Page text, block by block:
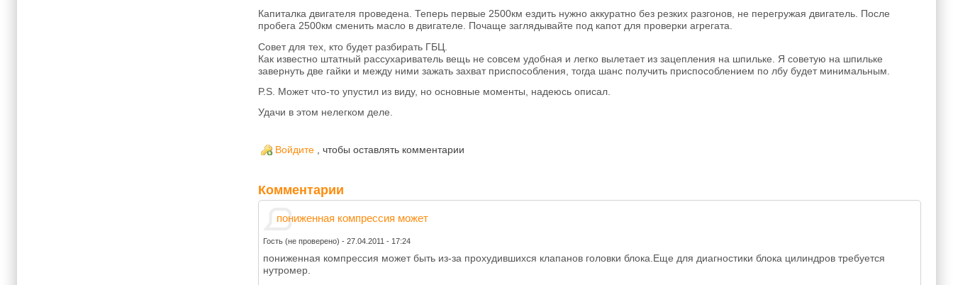
Капиталка двигателя проведена. Теперь первые 2500км ездить нужно аккуратно без резких разгонов, не перегружая двигатель. После
пробега 2500км сменить масло в двигателе. Почаще заглядывайте под капот для проверки агрегата.
Совет для тех, кто будет разбирать ГБЦ.
Как известно штатный рассухариватель вещь не совсем удобная и легко вылетает из зацепления на шпильке. Я советую на шпильке
завернуть две гайки и между ними зажать захват приспособления, тогда шанс получить приспособлением по лбу будет минимальным.
P.S. Может что-то упустил из виду, но основные моменты, надеюсь описал.
Удачи в этом нелегком деле.
Войдите , чтобы оставлять комментарии
Комментарии
пониженная компрессия может
Гость (не проверено) -27.04.2011 - 17:24
пониженная компрессия может быть из-за прохудившихся клапанов головки блока.Еще для диагностики блока цилиндров требуется
нутромер.